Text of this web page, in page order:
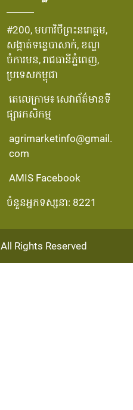
#200, មហាវិថីព្រះនរោត្តម,
សង្កាត់ទន្លេបាសាក់, ខណ្ឌ
ចំការមន, រាជធានីភ្នំពេញ,
ប្រទេសកម្ពុជា
តេលេក្រាម៖ សេវាព័ត៌មានទី
ផ្សារកសិកម្ម
agrimarketinfo@gmail.
com
AMIS Facebook
ចំនួនអ្នកទស្សនា: 8221
Rights Reserved